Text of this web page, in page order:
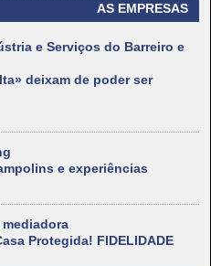
AS EMPRESAS
e Serviços do Barreiro e
deixam de poder ser
e experiências
mediadora
Protegida! FIDELIDADE